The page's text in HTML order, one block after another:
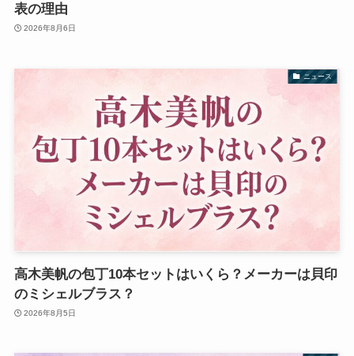
表の理由
2026年8月6日
ニュース
高木美帆の包丁10本セットはいくら？メーカーは貝印
のミシェルブラス？
2026年8月5日